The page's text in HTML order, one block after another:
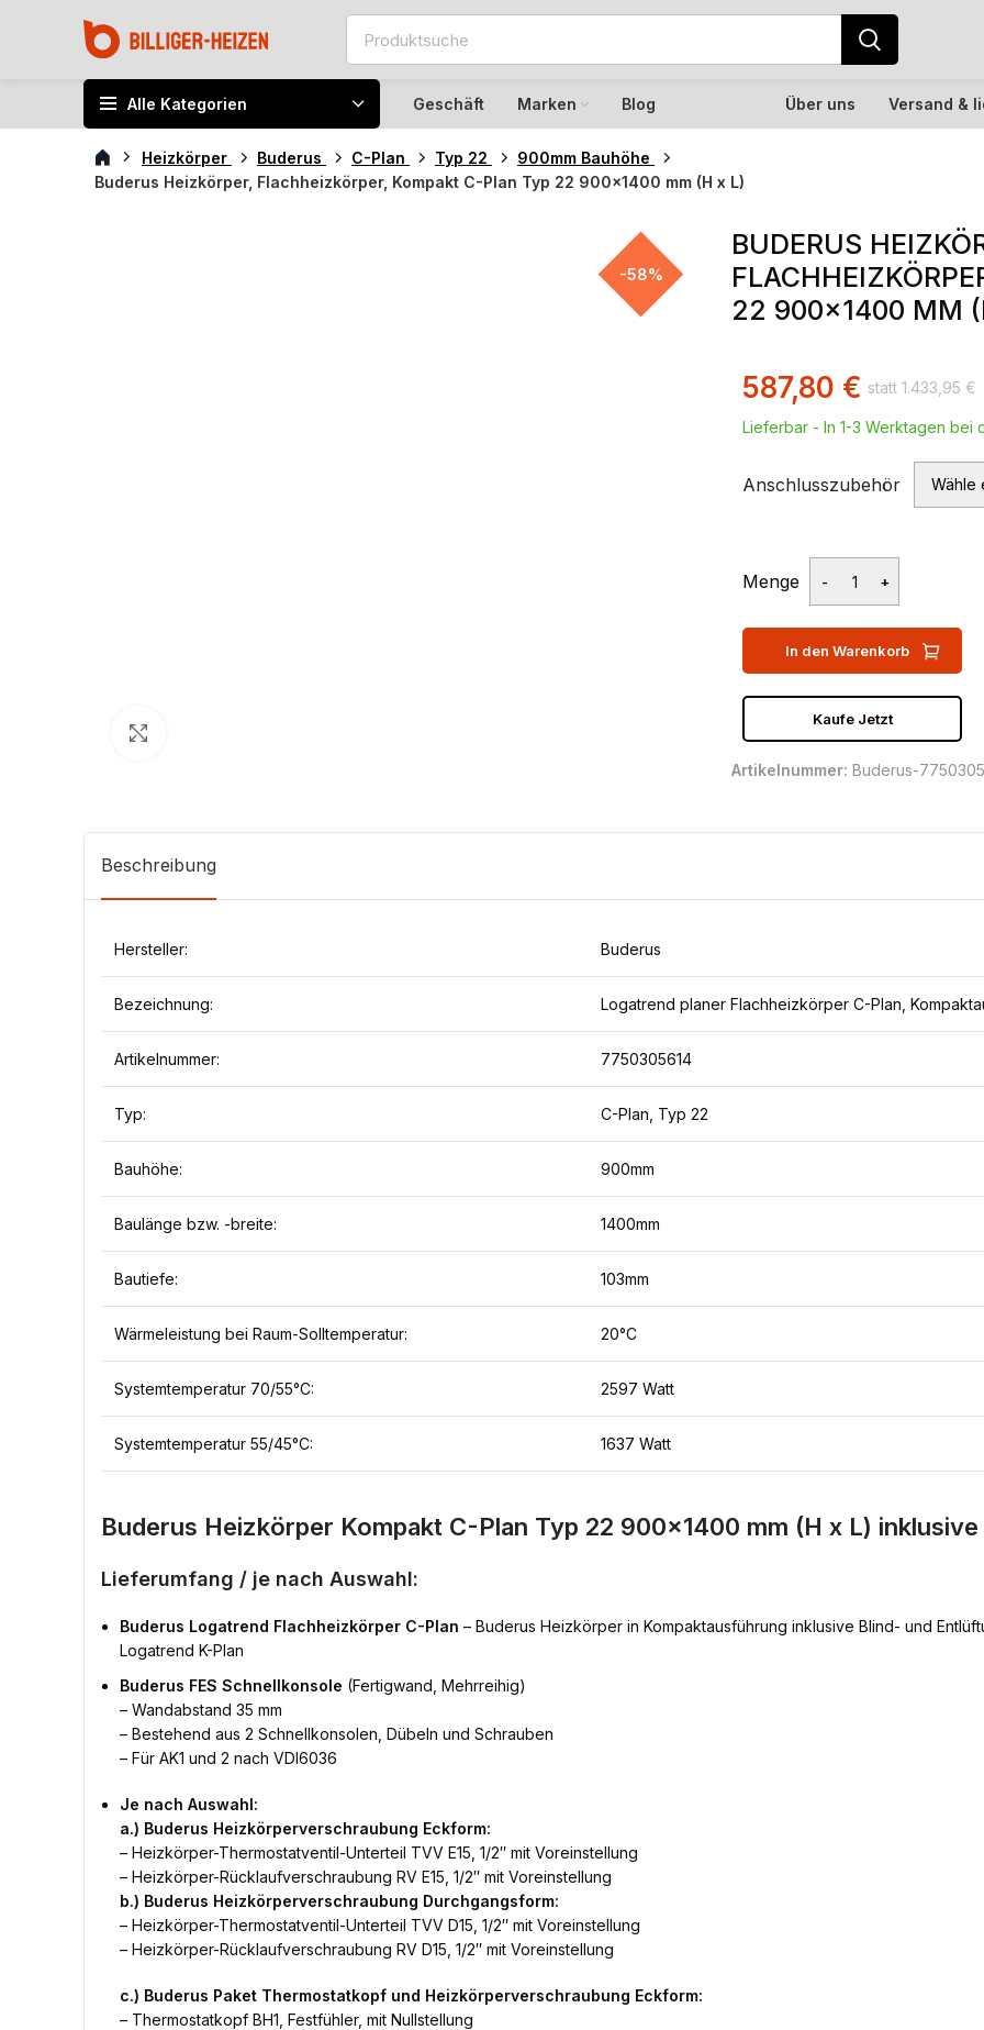
Alle Kategorien Geschäft Marken Blog Über uns Versand &
Heizkörper Buderus C-Plan Typ 22
900mm Bauhöhe
Buderus Heizkörper, Flachheizkörper, Kompakt C-Plan Typ 22 900×1400 mm (H x L)
-58%
BUDERUS
22 900×1400 MM
1.433,95 €
587,80 €
Lieferbar - In 1-3 Werktagen bei
Anschlusszubehör
Menge
In den Warenkorb
Kaufe Jetzt
Artikelnummer: Buderus-
Beschreibung
Hersteller: Buderus
Bezeichnung: Logatrend planer Flachheizkörper C-Plan,
Artikelnummer: 7750305614
Typ: C-Plan, Typ 22
Bauhöhe: 900mm
Baulänge bzw. -breite: 1400mm
Bautiefe: 103mm
Wärmeleistung bei Raum-Solltemperatur: 20°C
Systemtemperatur 70/55°C: 2597 Watt
Systemtemperatur 55/45°C: 1637 Watt
Buderus Heizkörper Kompakt C-Plan Typ 22 900×1400 mm (H x L)
Lieferumfang / je nach Auswahl:
Buderus Logatrend Flachheizkörper C-Plan – Buderus Heizkörper in Kompaktausführung inklusive Blind- und
Logatrend K-Plan
Buderus FES Schnellkonsole (Fertigwand, Mehrreihig)
– Wandabstand 35 mm
– Bestehend aus 2 Schnellkonsolen, Dübeln und Schrauben
– Für AK1 und 2 nach VDI6036
Je nach Auswahl:
a.) Buderus Heizkörperverschraubung Eckform:
– Heizkörper-Thermostatventil-Unterteil TVV E15, 1/2″ mit Voreinstellung
– Heizkörper-Rücklaufverschraubung RV E15, 1/2″ mit Voreinstellung
b.) Buderus Heizkörperverschraubung Durchgangsform:
– Heizkörper-Thermostatventil-Unterteil TVV D15, 1/2″ mit Voreinstellung
– Heizkörper-Rücklaufverschraubung RV D15, 1/2″ mit Voreinstellung
c.) Buderus Paket Thermostatkopf und Heizkörperverschraubung Eckform:
– Thermostatkopf BH1, Festfühler, mit Nullstellung